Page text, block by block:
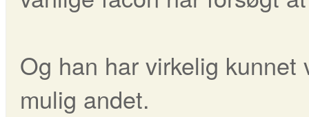
Og han har virkelig
mulig andet.